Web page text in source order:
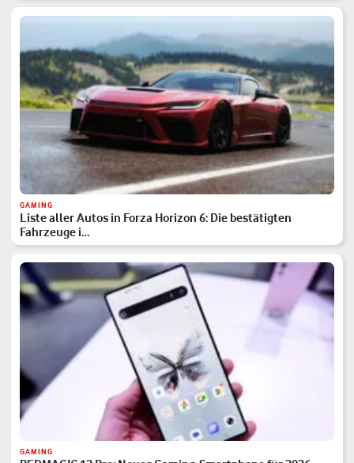
GAMING
Liste aller Autos in Forza Horizon 6: Die bestätigten
Fahrzeuge i…
GAMING